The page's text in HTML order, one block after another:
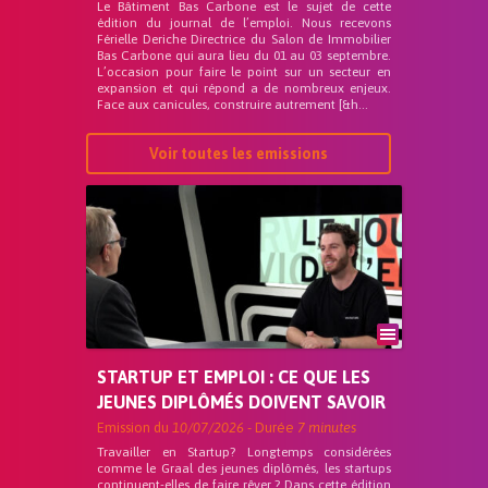
Le Bâtiment Bas Carbone est le sujet de cette
édition du journal de l’emploi. Nous recevons
Férielle Deriche Directrice du Salon de Immobilier
Bas Carbone qui aura lieu du 01 au 03 septembre.
L’occasion pour faire le point sur un secteur en
expansion et qui répond a de nombreux enjeux.
Face aux canicules, construire autrement [&h...
Voir toutes les emissions
STARTUP ET EMPLOI : CE QUE LES
JEUNES DIPLÔMÉS DOIVENT SAVOIR
Emission du 10/07/2026 - Durée 7 minutes
Travailler en Startup? Longtemps considérées
comme le Graal des jeunes diplômés, les startups
continuent-elles de faire rêver ? Dans cette édition